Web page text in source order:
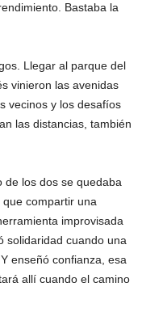
Bastaba la
Llegar al parque del
vinieron las avenidas
vecinos y los desafíos
las distancias, también
de los dos se quedaba
compartir una
improvisada
solidaridad cuando una
enseñó confianza, esa
allí cuando el camino